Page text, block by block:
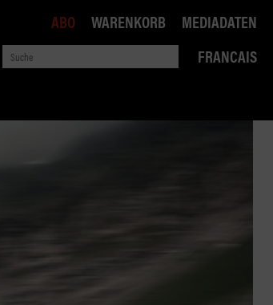
FRANCAIS
ABO WARENKORB MEDIADATEN